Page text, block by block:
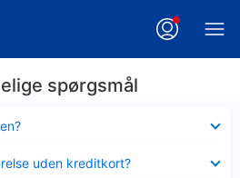
spørgsmål
uden kreditkort?